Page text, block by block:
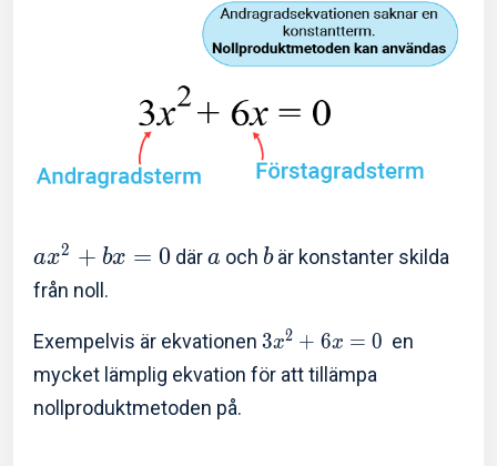
ax2 + bx = 0dära och bär konstanter skilda
från noll.
Exempelvis är ekvationen 3x2 + 6x = 0 en
mycket lämplig ekvation för att tillämpa
nollproduktmetoden på.